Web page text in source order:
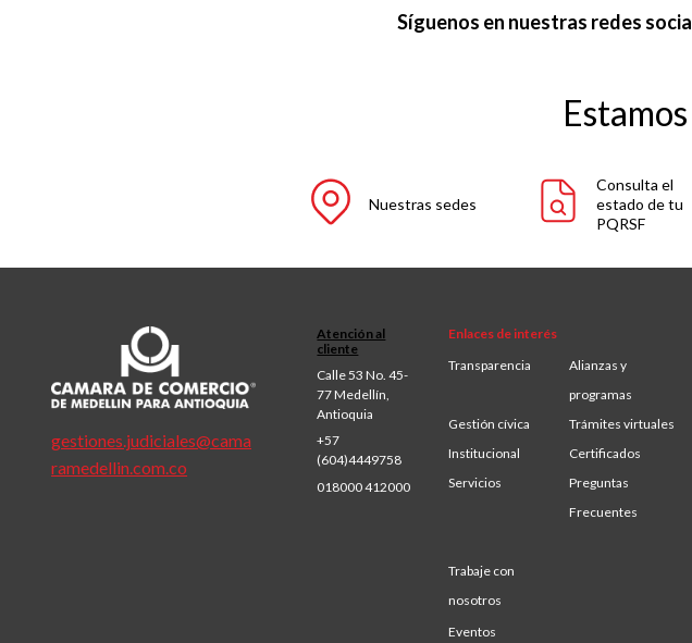
Síguenos en nuestras redes
Nuestras sedes
Consulta el
estado de tu
PQRSF
gestiones.judiciales@cama
ramedellin.com.co
Atención al
cliente
Calle 53 No. 45-
77 Medellín,
Antioquia
+57
(604)4449758
018000 412000
Enlaces de interés
Transparencia
Alianzas y
programas
Gestión cívica
Trámites virtuales
Institucional
Certificados
Servicios
Preguntas
Frecuentes
Trabaje con
nosotros
Eventos